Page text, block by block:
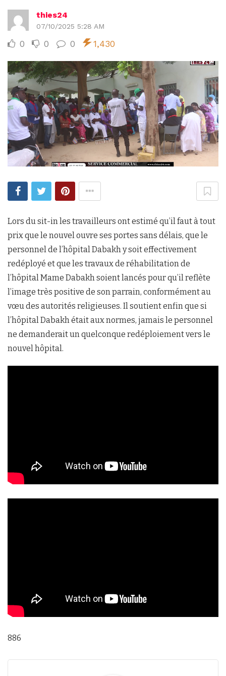
thies24
07/10/2025 5:28 AM
0 0 0 1,430
Lors du sit-in les travailleurs ont estimé qu’il faut à tout
prix que le nouvel ouvre ses portes sans délais, que le
personnel de l’hôpital Dabakh y soit effectivement
redéployé et que les travaux de réhabilitation de
l’hôpital Mame Dabakh soient lancés pour qu’il reflète
l’image très positive de son parrain, conformément au
vœu des autorités religieuses. Il soutient enfin que si
l’hôpital Dabakh était aux normes, jamais le personnel
ne demanderait un quelconque redéploiement vers le
nouvel hôpital.
886